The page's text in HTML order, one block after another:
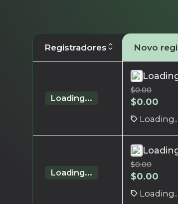
Registradores Novo
Loading...
$0.00
$0.00
Loading...
Loading...
$0.00
$0.00
Loading...